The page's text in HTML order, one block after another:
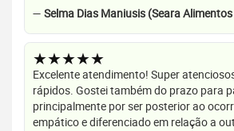
— Selma Dias Maniusis (Seara Alimentos
★★★★★
Excelente atendimento! Super
rápidos. Gostei também do prazo para
principalmente por ser posterior ao
empático e diferenciado em relação a